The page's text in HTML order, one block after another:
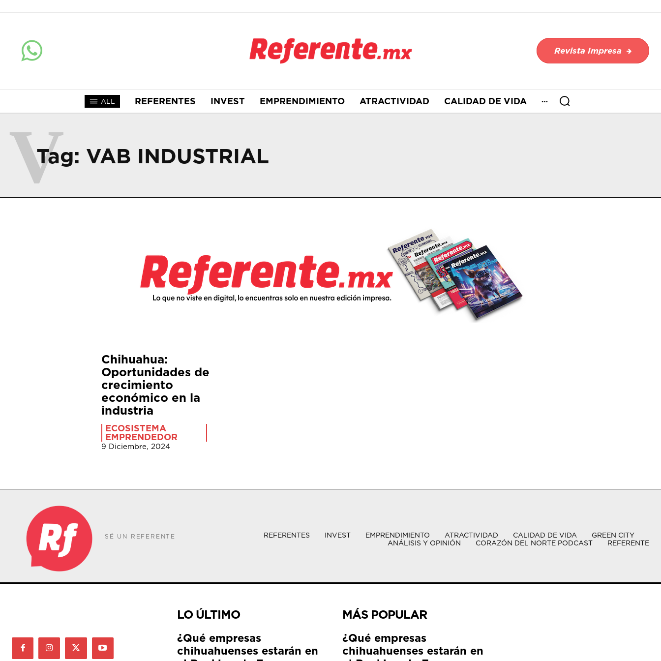
Revista Impresa
ALL REFERENTES INVEST EMPRENDIMIENTO ATRACTIVIDAD CALIDAD DE VIDA
Tag: VAB INDUSTRIAL
V
Chihuahua:
Oportunidades de
crecimiento
económico en la
industria
ECOSISTEMA
EMPRENDEDOR
9 Diciembre, 2024
SÉ UN REFERENTE REFERENTES INVEST EMPRENDIMIENTO ATRACTIVIDAD CALIDAD DE VIDA
GREEN CITY
ANÁLISIS Y OPINIÓN
CORAZÓN DEL NORTE PODCAST REFERENTE
LO ÚLTIMO
¿Qué empresas
chihuahuenses estarán en
MÁS POPULAR
¿Qué empresas
chihuahuenses estarán en